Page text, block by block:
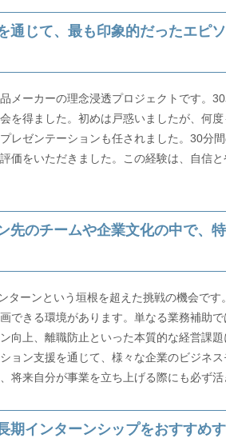
通じて、最も印象的だったエピ
メーカーの理念浸透プロジェクトです。
を得ました。初めは戸惑いましたが、何
レゼンテーションも任されました。30分
価をいただきました。この経験は、自信
先のチームや企業文化の中で、
ターンという垣根を超えた挑戦の機会で
できる環境があります。単なる業務補助
向上、離職防止といった本質的な経営課
ョン支援を通じて、様々な企業のビジネ
将来自分が事業を立ち上げる際にも必ず
期インターンシップをおすすめ